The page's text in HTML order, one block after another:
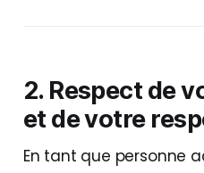
2. Respect de
et de votre
En tant que personne